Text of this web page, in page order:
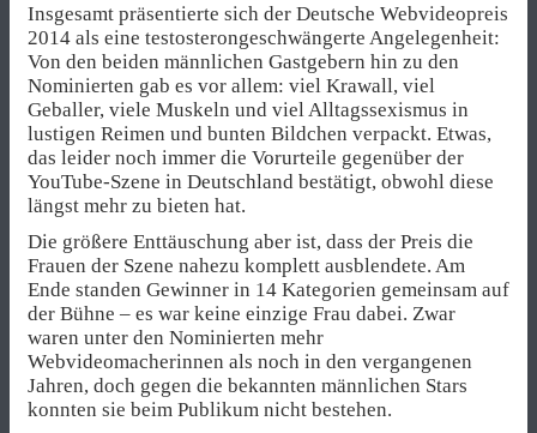
Insgesamt präsentierte sich der Deutsche Webvideopreis
2014 als eine testosterongeschwängerte Angelegenheit:
Von den beiden männlichen Gastgebern hin zu den
Nominierten gab es vor allem: viel Krawall, viel
Geballer, viele Muskeln und viel Alltagssexismus in
lustigen Reimen und bunten Bildchen verpackt. Etwas,
das leider noch immer die Vorurteile gegenüber der
YouTube-Szene in Deutschland bestätigt, obwohl diese
längst mehr zu bieten hat.
Die größere Enttäuschung aber ist, dass der Preis die
Frauen der Szene nahezu komplett ausblendete. Am
Ende standen Gewinner in 14 Kategorien gemeinsam auf
der Bühne – es war keine einzige Frau dabei. Zwar
waren unter den Nominierten mehr
Webvideomacherinnen als noch in den vergangenen
Jahren, doch gegen die bekannten männlichen Stars
konnten sie beim Publikum nicht bestehen.